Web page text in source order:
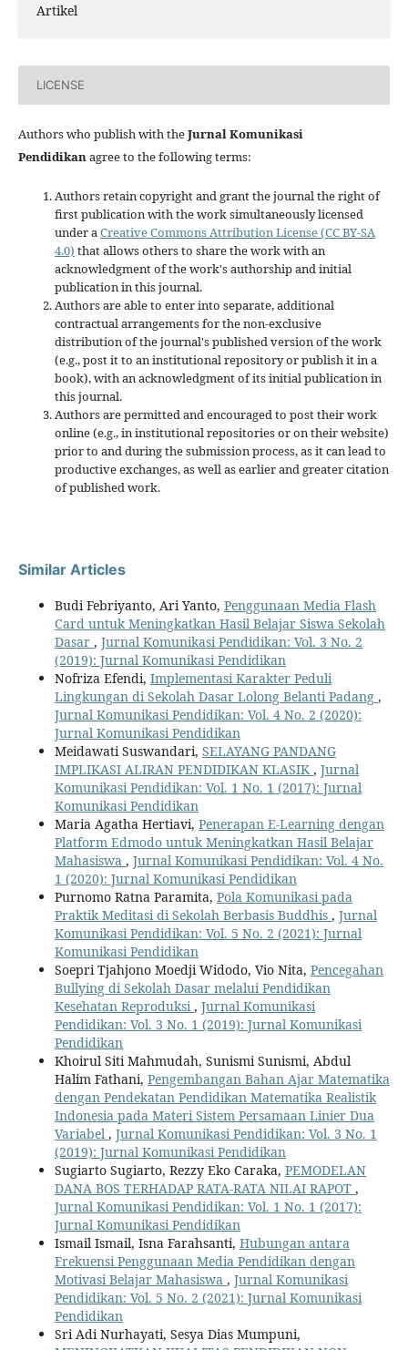
Artikel
LICENSE
Authors who publish with theJurnal Komunikasi
Pendidikanagree to the following terms:
Authors retain copyright and grant the journal the right of
first publication with the work simultaneously licensed
under aCreative Commons Attribution License (CC BY-SA
4.0) that allows others to share the work with an
acknowledgment of the work's authorship and initial
publication in this journal.
Authors are able to enter into separate, additional
contractual arrangements for the non-exclusive
distribution of the journal's published version of the work
(e.g., post it to an institutional repository or publish it in a
book), with an acknowledgment of its initial publication in
this journal.
Authors are permitted and encouraged to post their work
online (e.g., in institutional repositories or on their website)
prior to and during the submission process, as it can lead to
productive exchanges, as well as earlier and greater citation
of published work.
Similar Articles
Budi Febriyanto, Ari Yanto, Penggunaan Media Flash
Card untuk Meningkatkan Hasil Belajar Siswa Sekolah
Dasar , Jurnal Komunikasi Pendidikan: Vol. 3 No. 2
(2019): Jurnal Komunikasi Pendidikan
Nofriza Efendi, Implementasi Karakter Peduli
Lingkungan di Sekolah Dasar Lolong Belanti Padang ,
Jurnal Komunikasi Pendidikan: Vol. 4 No. 2 (2020):
Jurnal Komunikasi Pendidikan
Meidawati Suswandari, SELAYANG PANDANG
IMPLIKASI ALIRAN PENDIDIKAN KLASIK , Jurnal
Komunikasi Pendidikan: Vol. 1 No. 1 (2017): Jurnal
Komunikasi Pendidikan
Maria Agatha Hertiavi, Penerapan E-Learning dengan
Platform Edmodo untuk Meningkatkan Hasil Belajar
Mahasiswa , Jurnal Komunikasi Pendidikan: Vol. 4 No.
1 (2020): Jurnal Komunikasi Pendidikan
Purnomo Ratna Paramita, Pola Komunikasi pada
Praktik Meditasi di Sekolah Berbasis Buddhis , Jurnal
Komunikasi Pendidikan: Vol. 5 No. 2 (2021): Jurnal
Komunikasi Pendidikan
Soepri Tjahjono Moedji Widodo, Vio Nita, Pencegahan
Bullying di Sekolah Dasar melalui Pendidikan
Kesehatan Reproduksi , Jurnal Komunikasi
Pendidikan: Vol. 3 No. 1 (2019): Jurnal Komunikasi
Pendidikan
Khoirul Siti Mahmudah, Sunismi Sunismi, Abdul
Halim Fathani, Pengembangan Bahan Ajar Matematika
dengan Pendekatan Pendidikan Matematika Realistik
Indonesia pada Materi Sistem Persamaan Linier Dua
Variabel , Jurnal Komunikasi Pendidikan: Vol. 3 No. 1
(2019): Jurnal Komunikasi Pendidikan
Sugiarto Sugiarto, Rezzy Eko Caraka, PEMODELAN
DANA BOS TERHADAP RATA-RATA NILAI RAPOT ,
Jurnal Komunikasi Pendidikan: Vol. 1 No. 1 (2017):
Jurnal Komunikasi Pendidikan
Ismail Ismail, Isna Farahsanti, Hubungan antara
Frekuensi Penggunaan Media Pendidikan dengan
Motivasi Belajar Mahasiswa , Jurnal Komunikasi
Pendidikan: Vol. 5 No. 2 (2021): Jurnal Komunikasi
Pendidikan
Sri Adi Nurhayati, Sesya Dias Mumpuni,